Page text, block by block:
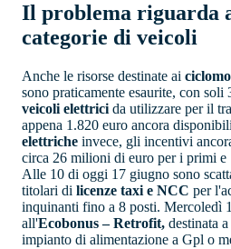
Il problema riguarda
categorie di veicoli
Anche le risorse destinate ai
sono praticamente esaurite, con soli
veicoli elettrici da utilizzare per il
appena 1.820 euro ancora
elettriche invece, gli incentivi
circa 26 milioni di euro per i primi e
Alle 10 di oggi 17 giugno sono
titolari di licenze taxi e NCC per
inquinanti fino a 8 posti. Mercoledì
all'Ecobonus – Retrofit, destinata
impianto di alimentazione a Gpl o